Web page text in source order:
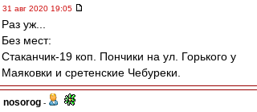
31 авг 2020 19:05
Раз уж...
Без мест:
Cтаканчик-19 коп. Пончики на ул. Горького у
Маяковки и сретенские Чебуреки.
nosorog -